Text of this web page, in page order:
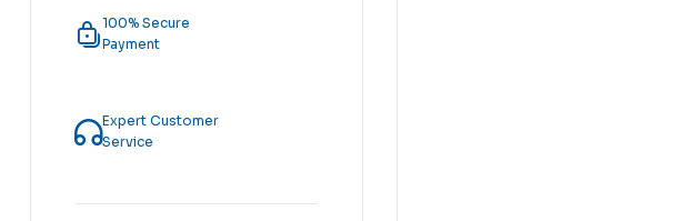
100% Secure
Payment
Expert Customer
Service